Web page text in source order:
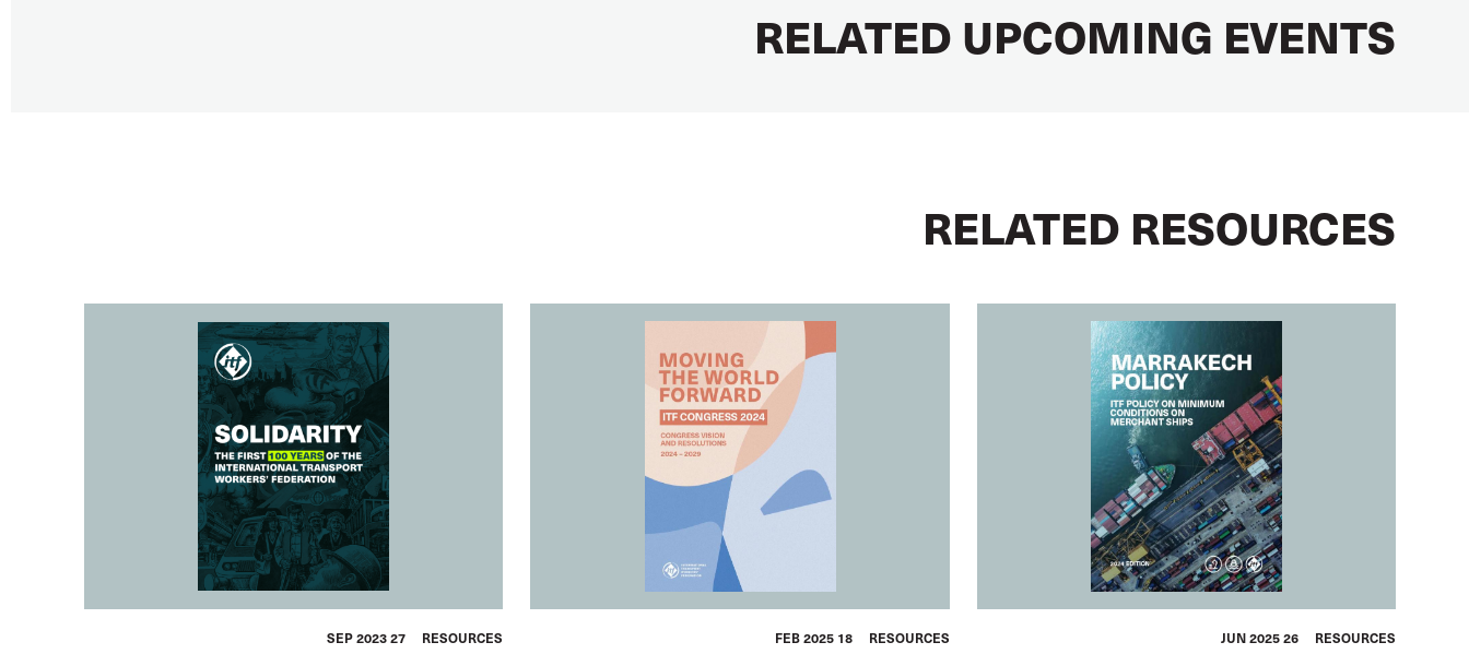
RELATED UPCOMING EVENTS
RELATED RESOURCES
RESOURCES
26 JUN 2025
RESOURCES
18 FEB 2025
RESOURCES
27 SEP 2023